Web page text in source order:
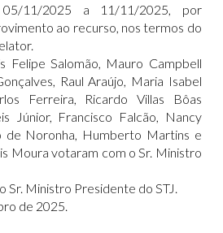
11/2025 a 11/11/2025, por
ao recurso, nos termos do
Felipe Salomão, Mauro Campbell
Raul Araújo, Maria Isabel
Ferreira, Ricardo Villas Bôas
Júnior, Francisco Falcão, Nancy
de Noronha, Humberto Martins e
Moura votaram com o Sr. Ministro
Sr. Ministro Presidente do STJ.
de 2025.